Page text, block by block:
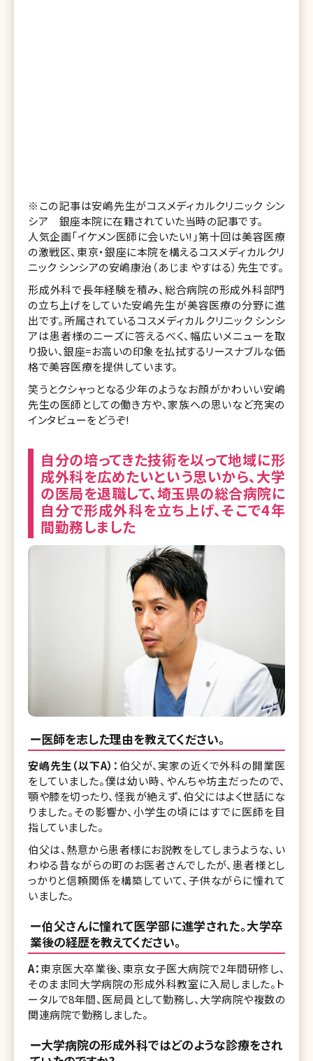
※この記事は安嶋先生がコスメディカルクリニック シン
シア 銀座本院に在籍されていた当時の記事です。
人気企画「イケメン医師に会いたい!」第十回は美容医療
の激戦区、東京・銀座に本院を構えるコスメディカルクリ
ニック シンシアの安嶋康治（あじま やすはる）先生です。
形成外科で長年経験を積み、総合病院の形成外科部門
の立ち上げをしていた安嶋先生が美容医療の分野に進
出です。所属されているコスメディカルクリニック シンシ
アは患者様のニーズに答えるべく、幅広いメニューを取
り扱い、銀座=お高いの印象を払拭するリースナブルな価
格で美容医療を提供しています。
笑うとクシャっとなる少年のようなお顔がかわいい安嶋
先生の医師としての働き方や、家族への思いなど充実の
インタビューをどうぞ!
自分の培ってきた技術を以って地域に形
成外科を広めたいという思いから、大学
の医局を退職して、埼玉県の総合病院に
自分で形成外科を立ち上げ、そこで4年
間勤務しました
ー医師を志した理由を教えてください。
安嶋先生（以下A）： 伯父が、実家の近くで外科の開業医
をしていました。僕は幼い時、やんちゃ坊主だったので、
顎や膝を切ったり、怪我が絶えず、伯父にはよく世話にな
りました。その影響か、小学生の頃にはすでに医師を目
指していました。
伯父は、熱意から患者様にお説教をしてしまうような、い
わゆる昔ながらの町のお医者さんでしたが、患者様とし
っかりと信頼関係を構築していて、子供ながらに憧れて
いました。
ー伯父さんに憧れて医学部に進学された。大学卒
業後の経歴を教えてください。
A：東京医大卒業後、東京女子医大病院で2年間研修し、
そのまま同大学病院の形成外科教室に入局しました。ト
ータルで8年間、医局員として勤務し、大学病院や複数の
関連病院で勤務しました。
ー大学病院の形成外科ではどのような診療をされ